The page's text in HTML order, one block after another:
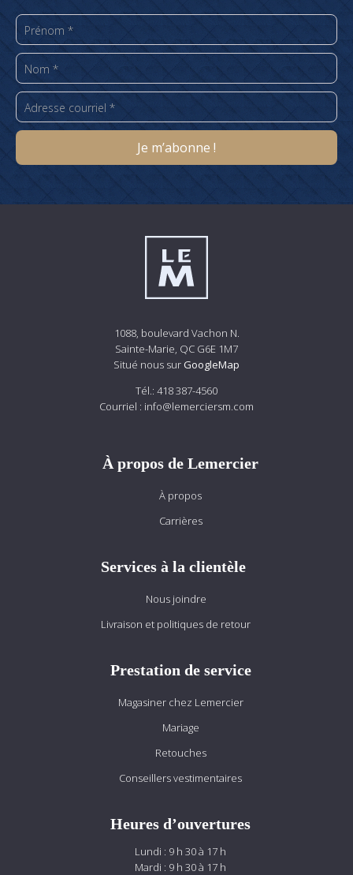
1088, boulevard Vachon N.
Sainte-Marie, QC G6E 1M7
Situé nous sur GoogleMap
Tél.: 418 387-4560
Courriel : info@lemerciersm.com
À propos de Lemercier
À propos
Carrières
Services à la clientèle
Nous joindre
Livraison et politiques de retour
Prestation de service
Magasiner chez Lemercier
Mariage
Retouches
Conseillers vestimentaires
Heures d’ouvertures
Lundi : 9 h 30 à 17 h
Mardi : 9 h 30 à 17 h